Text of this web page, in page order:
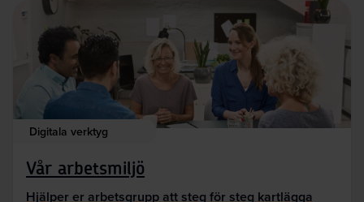
Digitala verktyg
Vår arbetsmiljö
Hjälper er arbetsgrupp att steg för steg kartlägga